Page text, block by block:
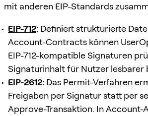
mit anderen EIP-Standards
EIP-712: Definiert strukturierte
Account-Contracts können
EIP-712-kompatible Signaturen
Signaturinhalt für Nutzer lesbarer
EIP-2612: Das Permit-Verfahren
Freigaben per Signatur statt per
Approve-Transaktion. In